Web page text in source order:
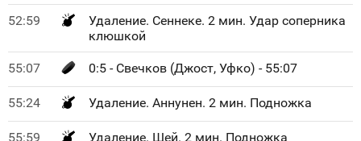
52:59
Удаление. Сеннеке. 2 мин. Удар соперника
клюшкой
55:07 0:5 - Свечков (Джост, Уфко) - 55:07
55:24 Удаление. Аннунен. 2 мин. Подножка
55:59 Удаление. Шей. 2 мин. Подножка